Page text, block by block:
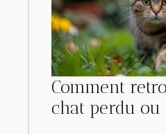
Comment
chat perdu ou